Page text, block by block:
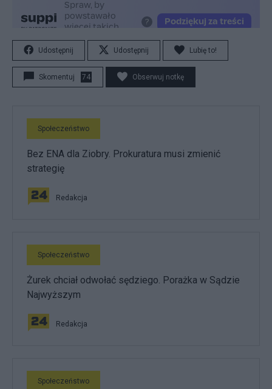
Udostępnij Udostępnij Lubię to!
Skomentuj 74 Obserwuj notkę
Społeczeństwo
Bez ENA dla Ziobry. Prokuratura musi zmienić
strategię
Redakcja
Społeczeństwo
Żurek chciał odwołać sędziego. Porażka w Sądzie
Najwyższym
Redakcja
Społeczeństwo